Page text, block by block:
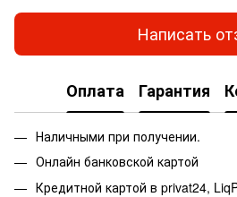
Написать
Оплата Гарантия
Наличными при получении.
Онлайн банковской картой
Кредитной картой в privat24,